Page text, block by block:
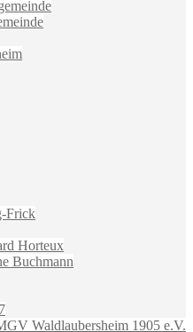
Frick
Horteux
Buchmann
Waldlaubersheim 1905 e.V.